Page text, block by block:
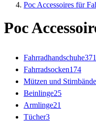
Poc Accessoires für
Poc
Fahrradhandschuhe371
Fahrradsocken174
Mützen und
Beinlinge25
Armlinge21
Tücher3